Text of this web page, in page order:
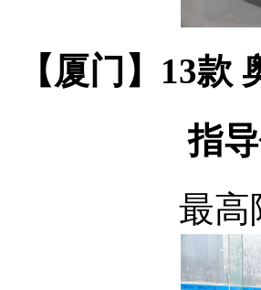
【厦门】13款
指
最高